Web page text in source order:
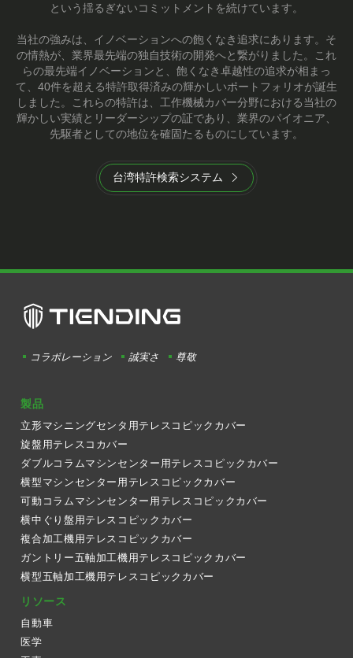
という揺るぎないコミットメントを続けています。
当社の強みは、イノベーションへの飽くなき追求にあります。そ
の情熱が、業界最先端の独自技術の開発へと繋がりました。これ
らの最先端イノベーションと、飽くなき卓越性の追求が相まっ
て、40件を超える特許取得済みの輝かしいポートフォリオが誕生
しました。これらの特許は、工作機械カバー分野における当社の
輝かしい実績とリーダーシップの証であり、業界のパイオニア、
先駆者としての地位を確固たるものにしています。
台湾特許検索システム
コラボレーション 誠実さ 尊敬
製品
立形マシニングセンタ用テレスコピックカバー
旋盤用テレスコカバー
ダブルコラムマシンセンター用テレスコピックカバー
横型マシンセンター用テレスコピックカバー
可動コラムマシンセンター用テレスコピックカバー
横中ぐり盤用テレスコピックカバー
複合加工機用テレスコピックカバー
ガントリー五軸加工機用テレスコピックカバー
横型五軸加工機用テレスコピックカバー
リソース
自動車
医学